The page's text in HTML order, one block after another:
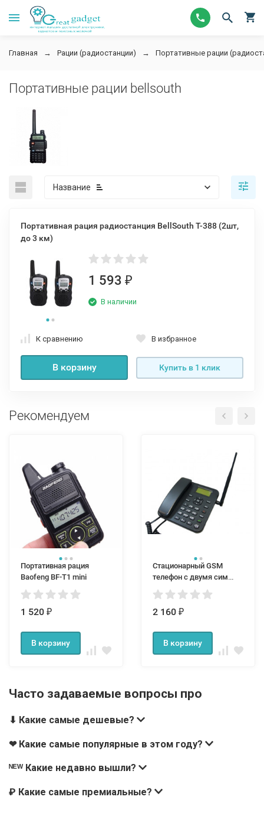
Главная Рации (радиостанции) Портативные рации
Портативные рации bellsouth
Название
Портативная рация радиостанция BellSouth Т-388 (2шт,
до 3 км)
1 593 ₽
В наличии
К сравнению В избранное
В корзину Купить в 1 клик
Рекомендуем
Портативная рация
Baofeng BF-T1 mini
1 520 ₽
В корзину
Cтационарный GSM
телефон c двумя сим
картами ORLS981
2 160 ₽
В корзину
Часто задаваемые вопросы про
⬇ Какие самые дешевые?
❤ Какие самые популярные в этом году?
ᴺᴱᵂ Какие недавно вышли?
₽ Какие самые премиальные?